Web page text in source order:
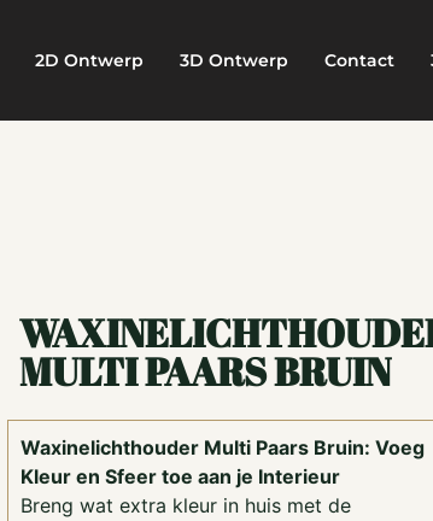
2D Ontwerp 3D Ontwerp Contact
MULTI PAARS BRUIN
Waxinelichthouder Multi Paars Bruin: Voeg
Kleur en Sfeer toe aan je Interieur
Breng wat extra kleur in huis met de